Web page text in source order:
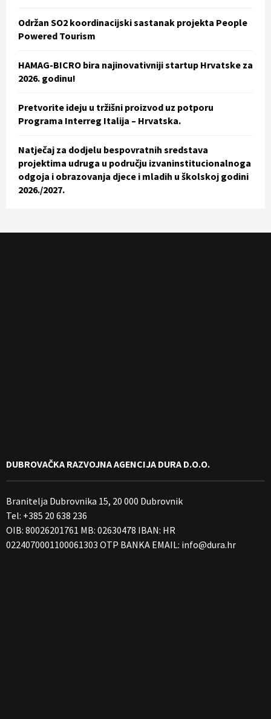
Održan SO2 koordinacijski sastanak projekta People
Powered Tourism
HAMAG-BICRO bira najinovativniji startup Hrvatske za
2026. godinu!
Pretvorite ideju u tržišni proizvod uz potporu
Programa Interreg Italija – Hrvatska.
Natječaj za dodjelu bespovratnih sredstava
projektima udruga u području izvaninstitucionalnoga
odgoja i obrazovanja djece i mladih u školskoj godini
2026./2027.
DUBROVAČKA RAZVOJNA AGENCIJA DURA D.O.O.
Branitelja Dubrovnika 15, 20 000 Dubrovnik
Tel: +385 20 638 236
OIB: 80026201761 MB: 02630478 IBAN: HR
0224070001100061303 OTP BANKA EMAIL: info@dura.hr